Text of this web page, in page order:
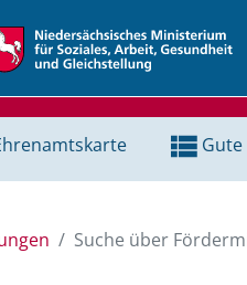
Gute
Suche über